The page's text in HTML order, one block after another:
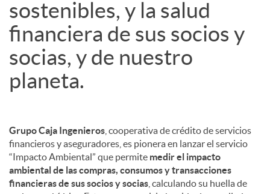
sostenibles, y la salud
financiera de sus socios y
socias, y de nuestro
planeta.
Grupo Caja Ingenieros , cooperativa de crédito de servicios
financieros y aseguradores, es pionera en lanzar el servicio
“Impacto Ambiental” que permite medir el impacto
ambiental de las compras, consumos y transacciones
financieras de sus socios y socias , calculando su huella de